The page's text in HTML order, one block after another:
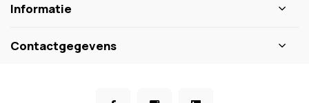
Informatie
Contactgegevens